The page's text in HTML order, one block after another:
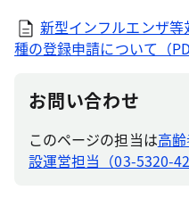
新型インフルエンザ
種の登録申請について（
お問い合わせ
このページの担当は高
設運営担当（03-5320-